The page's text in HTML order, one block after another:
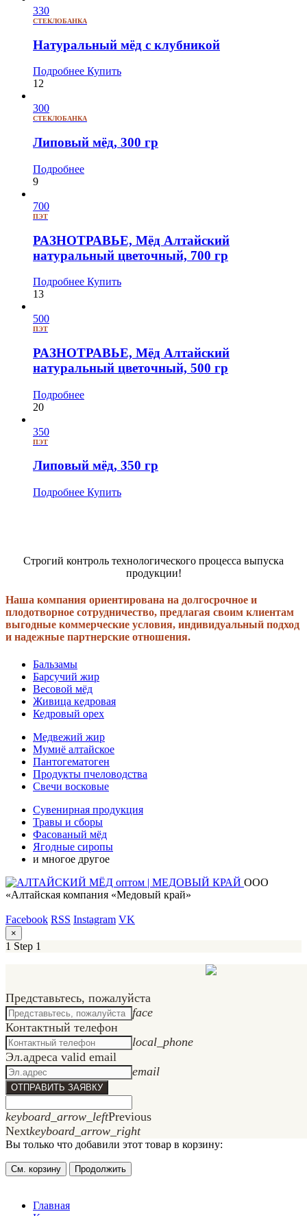
330
СТЕКЛОБАНКА
Натуральный мёд с клубникой
Подробнее Купить
12
300
СТЕКЛОБАНКА
Липовый мёд, 300 гр
Подробнее
9
700
ПЭТ
РАЗНОТРАВЬЕ, Мёд Алтайский
натуральный цветочный, 700 гр
Подробнее Купить
13
500
ПЭТ
РАЗНОТРАВЬЕ, Мёд Алтайский
натуральный цветочный, 500 гр
Подробнее
20
350
ПЭТ
Липовый мёд, 350 гр
Подробнее Купить
Строгий контроль технологического процесса выпуска
продукции!
Наша компания ориентирована на долгосрочное и
плодотворное сотрудничество, предлагая своим клиентам
выгодные коммерческие условия, индивидуальный подход
и надежные партнерские отношения.
Бальзамы
Барсучий жир
Весовой мёд
Живица кедровая
Кедровый орех
Медвежий жир
Мумиё алтайское
Пантогематоген
Продукты пчеловодства
Свечи восковые
Сувенирная продукция
Травы и сборы
Фасованый мёд
Ягодные сиропы
и многое другое
ООО
«Алтайская компания «Медовый край»
Facebook RSS Instagram VK
×
1 Step 1
Представьтесь, пожалуйста
face
Контактный телефон
local_phone
Эл.адресa valid email
email
ОТПРАВИТЬ ЗАЯВКУ
keyboard_arrow_leftPrevious
Nextkeyboard_arrow_right
Вы только что добавили этот товар в корзину:
См. корзину Продолжить
Главная